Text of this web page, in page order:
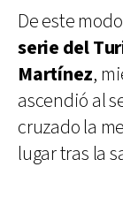
De este
serie del
Martínez,
ascendió al
cruzado la
lugar tras la